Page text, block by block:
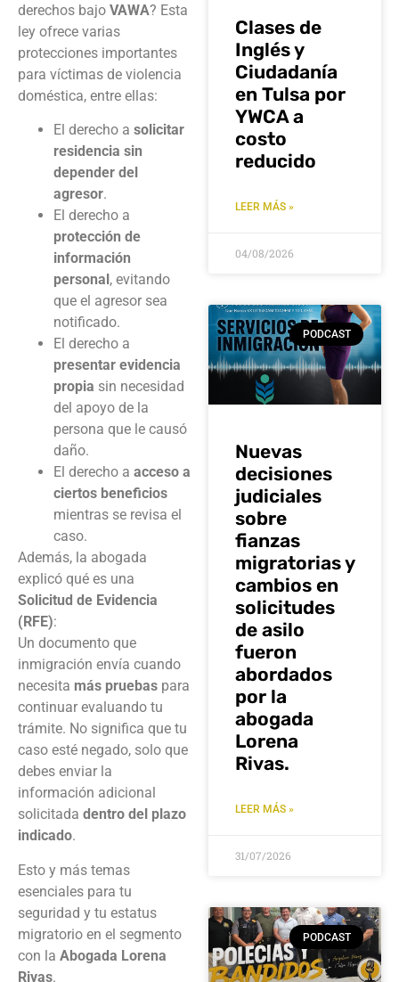
derechos bajo VAWA? Esta
ley ofrece varias
protecciones importantes
para víctimas de violencia
doméstica, entre ellas:
El derecho a solicitar
residencia sin
depender del
agresor.
El derecho a
protección de
información
personal , evitando
que el agresor sea
notificado.
El derecho a
presentar evidencia
propia sin necesidad
del apoyo de la
persona que le causó
daño.
El derecho a acceso a
ciertos beneficios
mientras se revisa el
caso.
Además, la abogada
explicó qué es una
Solicitud de Evidencia
(RFE):
Un documento que
inmigración envía cuando
necesita más pruebas para
continuar evaluando tu
trámite. No significa que tu
caso esté negado, solo que
debes enviar la
información adicional
solicitada dentro del plazo
indicado.
Esto y más temas
esenciales para tu
seguridad y tu estatus
migratorio en el segmento
con la Abogada Lorena
Rivas.
Clases de
Inglés y
Ciudadanía
en Tulsa por
YWCA a
costo
reducido
LEER MÁS »
04/08/2026
PODCAST
Nuevas
decisiones
judiciales
sobre
fianzas
migratorias y
cambios en
solicitudes
de asilo
fueron
abordados
por la
abogada
Lorena
Rivas.
LEER MÁS »
31/07/2026
PODCAST